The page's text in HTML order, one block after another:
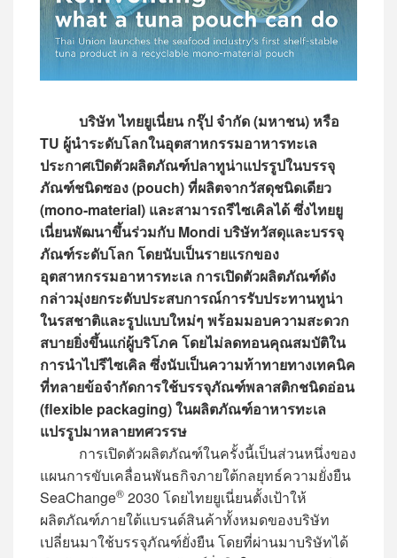
บริษัท ไทยยูเนี่ยน กรุ๊ป จำกัด (มหาชน) หรือ
TU ผู้นำระดับโลกในอุตสาหกรรมอาหารทะเล
ประกาศเปิดตัวผลิตภัณฑ์ปลาทูน่าแปรรูปในบรรจุ
ภัณฑ์ชนิดซอง (pouch) ที่ผลิตจากวัสดุชนิดเดียว
(mono-material) และสามารถรีไซเคิลได้ ซึ่งไทยยู
เนี่ยนพัฒนาขึ้นร่วมกับ Mondi บริษัทวัสดุและบรรจุ
ภัณฑ์ระดับโลก โดยนับเป็นรายแรกของ
อุตสาหกรรมอาหารทะเล การเปิดตัวผลิตภัณฑ์ดัง
กล่าวมุ่งยกระดับประสบการณ์การรับประทานทูน่า
ในรสชาติและรูปแบบใหม่ๆ พร้อมมอบความสะดวก
สบายยิ่งขึ้นแก่ผู้บริโภค โดยไม่ลดทอนคุณสมบัติใน
การนำไปรีไซเคิล ซึ่งนับเป็นความท้าทายทางเทคนิค
ที่ทลายข้อจำกัดการใช้บรรจุภัณฑ์พลาสติกชนิดอ่อน
(flexible packaging) ในผลิตภัณฑ์อาหารทะเล
แปรรูปมาหลายทศวรรษ
การเปิดตัวผลิตภัณฑ์ในครั้งนี้เป็นส่วนหนึ่งของ
แผนการขับเคลื่อนพันธกิจภายใต้กลยุทธ์ความยั่งยืน
SeaChange® 2030 โดยไทยยูเนี่ยนตั้งเป้าให้
ผลิตภัณฑ์ภายใต้แบรนด์สินค้าทั้งหมดของบริษัท
เปลี่ยนมาใช้บรรจุภัณฑ์ยั่งยืน โดยที่ผ่านมาบริษัทได้